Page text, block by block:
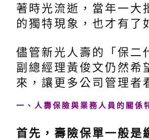
著時光流逝，當年一大
的獨特現象，也才有了
儘管新光人壽的「保二
副總經理黃俊文仍然希
來，讓更多公司管理者
一、人壽保險與業務人員的關係
首先，壽險保單一般是